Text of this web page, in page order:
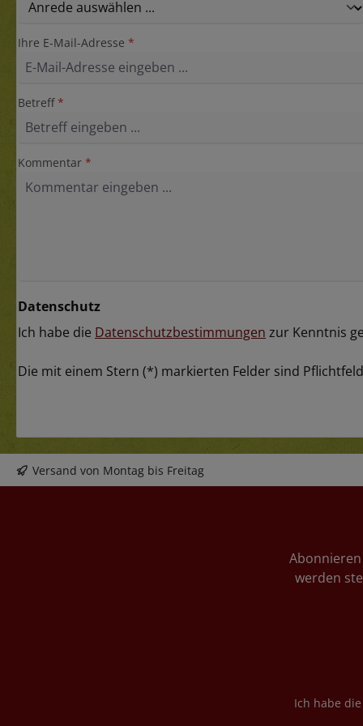
Ihre E-Mail-Adresse *
Betreff*
Kommentar *
Datenschutz
Ich habe die Datenschutzbestimmungen zur Kenntnis
Die mit einem Stern (*) markierten Felder sind
Versand von Montag bis Freitag
werden
Ich habe die